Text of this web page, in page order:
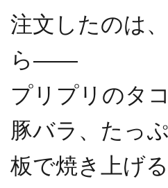
注文したのは
ら――
プリプリのタ
豚バラ、たっ
板で焼き上げ